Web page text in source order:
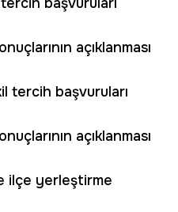
açıklanması
tercih başvuruları
açıklanması
ilçe yerleştirme